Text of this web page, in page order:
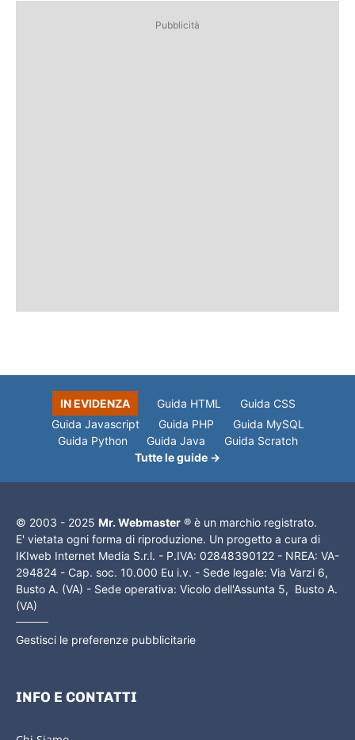
Pubblicità
IN EVIDENZA Guida HTML
Guida CSS
Guida Javascript
Guida PHP
Guida MySQL
Guida Python
Guida Java
Guida Scratch
Tutte le guide →
© 2003 - 2025 Mr. Webmaster ® è un marchio registrato.
E' vietata ogni forma di riproduzione. Un progetto a cura di
IKIweb Internet Media S.r.l. - P.IVA: 02848390122 - NREA: VA-
294824 - Cap. soc. 10.000 Eu i.v. - Sede legale: Via Varzi 6,
Busto A. (VA) - Sede operativa: Vicolo dell'Assunta 5, Busto A.
(VA)
Gestisci le preferenze pubblicitarie
INFO E CONTATTI